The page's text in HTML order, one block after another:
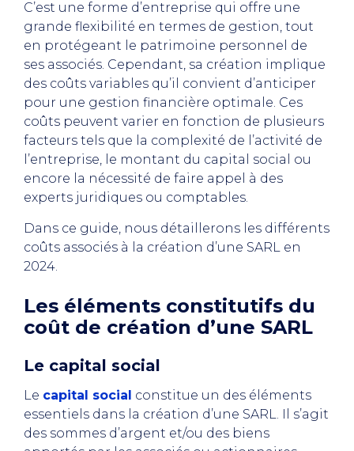
C’est une forme d’entreprise qui offre une
grande flexibilité en termes de gestion, tout
en protégeant le patrimoine personnel de
ses associés. Cependant, sa création implique
des coûts variables qu’il convient d’anticiper
pour une gestion financière optimale. Ces
coûts peuvent varier en fonction de plusieurs
facteurs tels que la complexité de l’activité de
l’entreprise, le montant du capital social ou
encore la nécessité de faire appel à des
experts juridiques ou comptables.
Dans ce guide, nous détaillerons les différents
coûts associés à la création d’une SARL en
2024.
Les éléments constitutifs du
coût de création d’une SARL
Le capital social
Le capital social constitue un des éléments
essentiels dans la création d’une SARL. Il s’agit
des sommes d’argent et/ou des biens